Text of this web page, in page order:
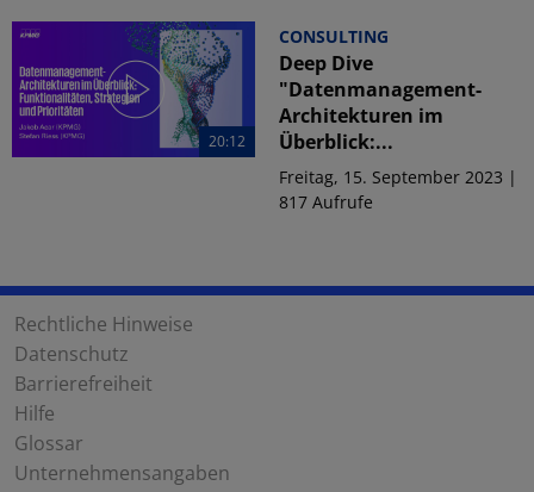
20:12
CONSULTING
Deep Dive
"Datenmanagement-
Architekturen im
Überblick:...
Freitag, 15. September 2023 |
817 Aufrufe
Rechtliche Hinweise
Datenschutz
Barrierefreiheit
Hilfe
Glossar
Unternehmensangaben